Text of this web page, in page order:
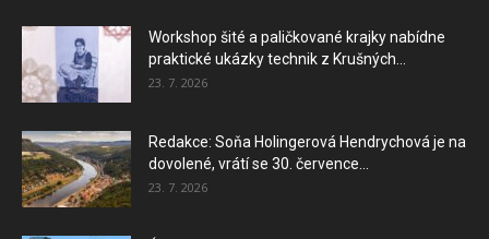
Workshop šité a paličkované krajky nabídne
praktické ukázky technik z Krušných...
23. 7. 2026
Redakce: Soňa Holingerová Hendrychová je na
dovolené, vrátí se 30. července...
23. 7. 2026